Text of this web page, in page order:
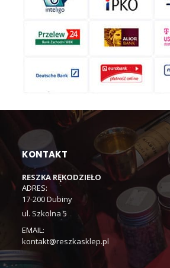
KONTAKT
RESZKA RĘKODZIEŁO
ADRES:
17-200 Dubiny
ul. Szkolna 5
EMAIL:
kontakt@reszkasklep.pl